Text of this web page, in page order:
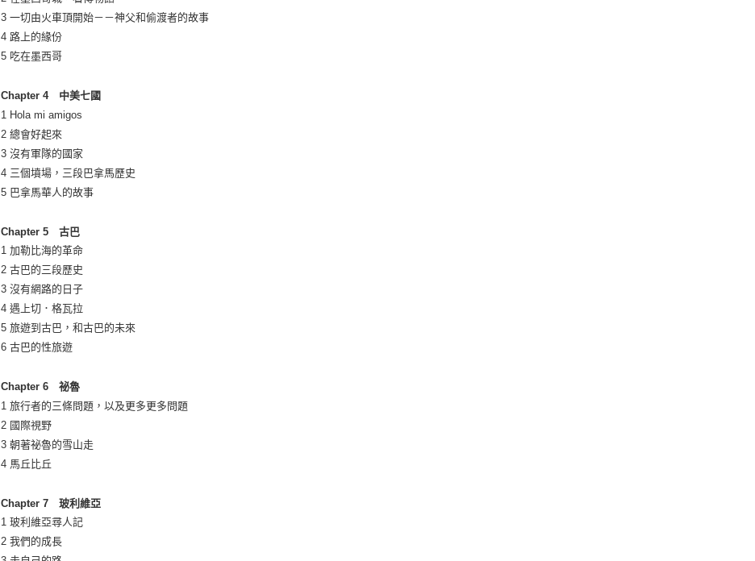
3 一切由火車頂開始－－神父和偷渡者的故事
4 路上的緣份
5 吃在墨西哥
Chapter 4 中美七國
1 Hola mi amigos
2 總會好起來
3 沒有軍隊的國家
4 三個墳場，三段巴拿馬歷史
5 巴拿馬華人的故事
Chapter 5 古巴
1 加勒比海的革命
2 古巴的三段歷史
3 沒有網路的日子
4 遇上切．格瓦拉
5 旅遊到古巴，和古巴的未來
6 古巴的性旅遊
Chapter 6 祕魯
1 旅行者的三條問題，以及更多更多問題
2 國際視野
3 朝著祕魯的雪山走
4 馬丘比丘
Chapter 7 玻利維亞
1 玻利維亞尋人記
2 我們的成長